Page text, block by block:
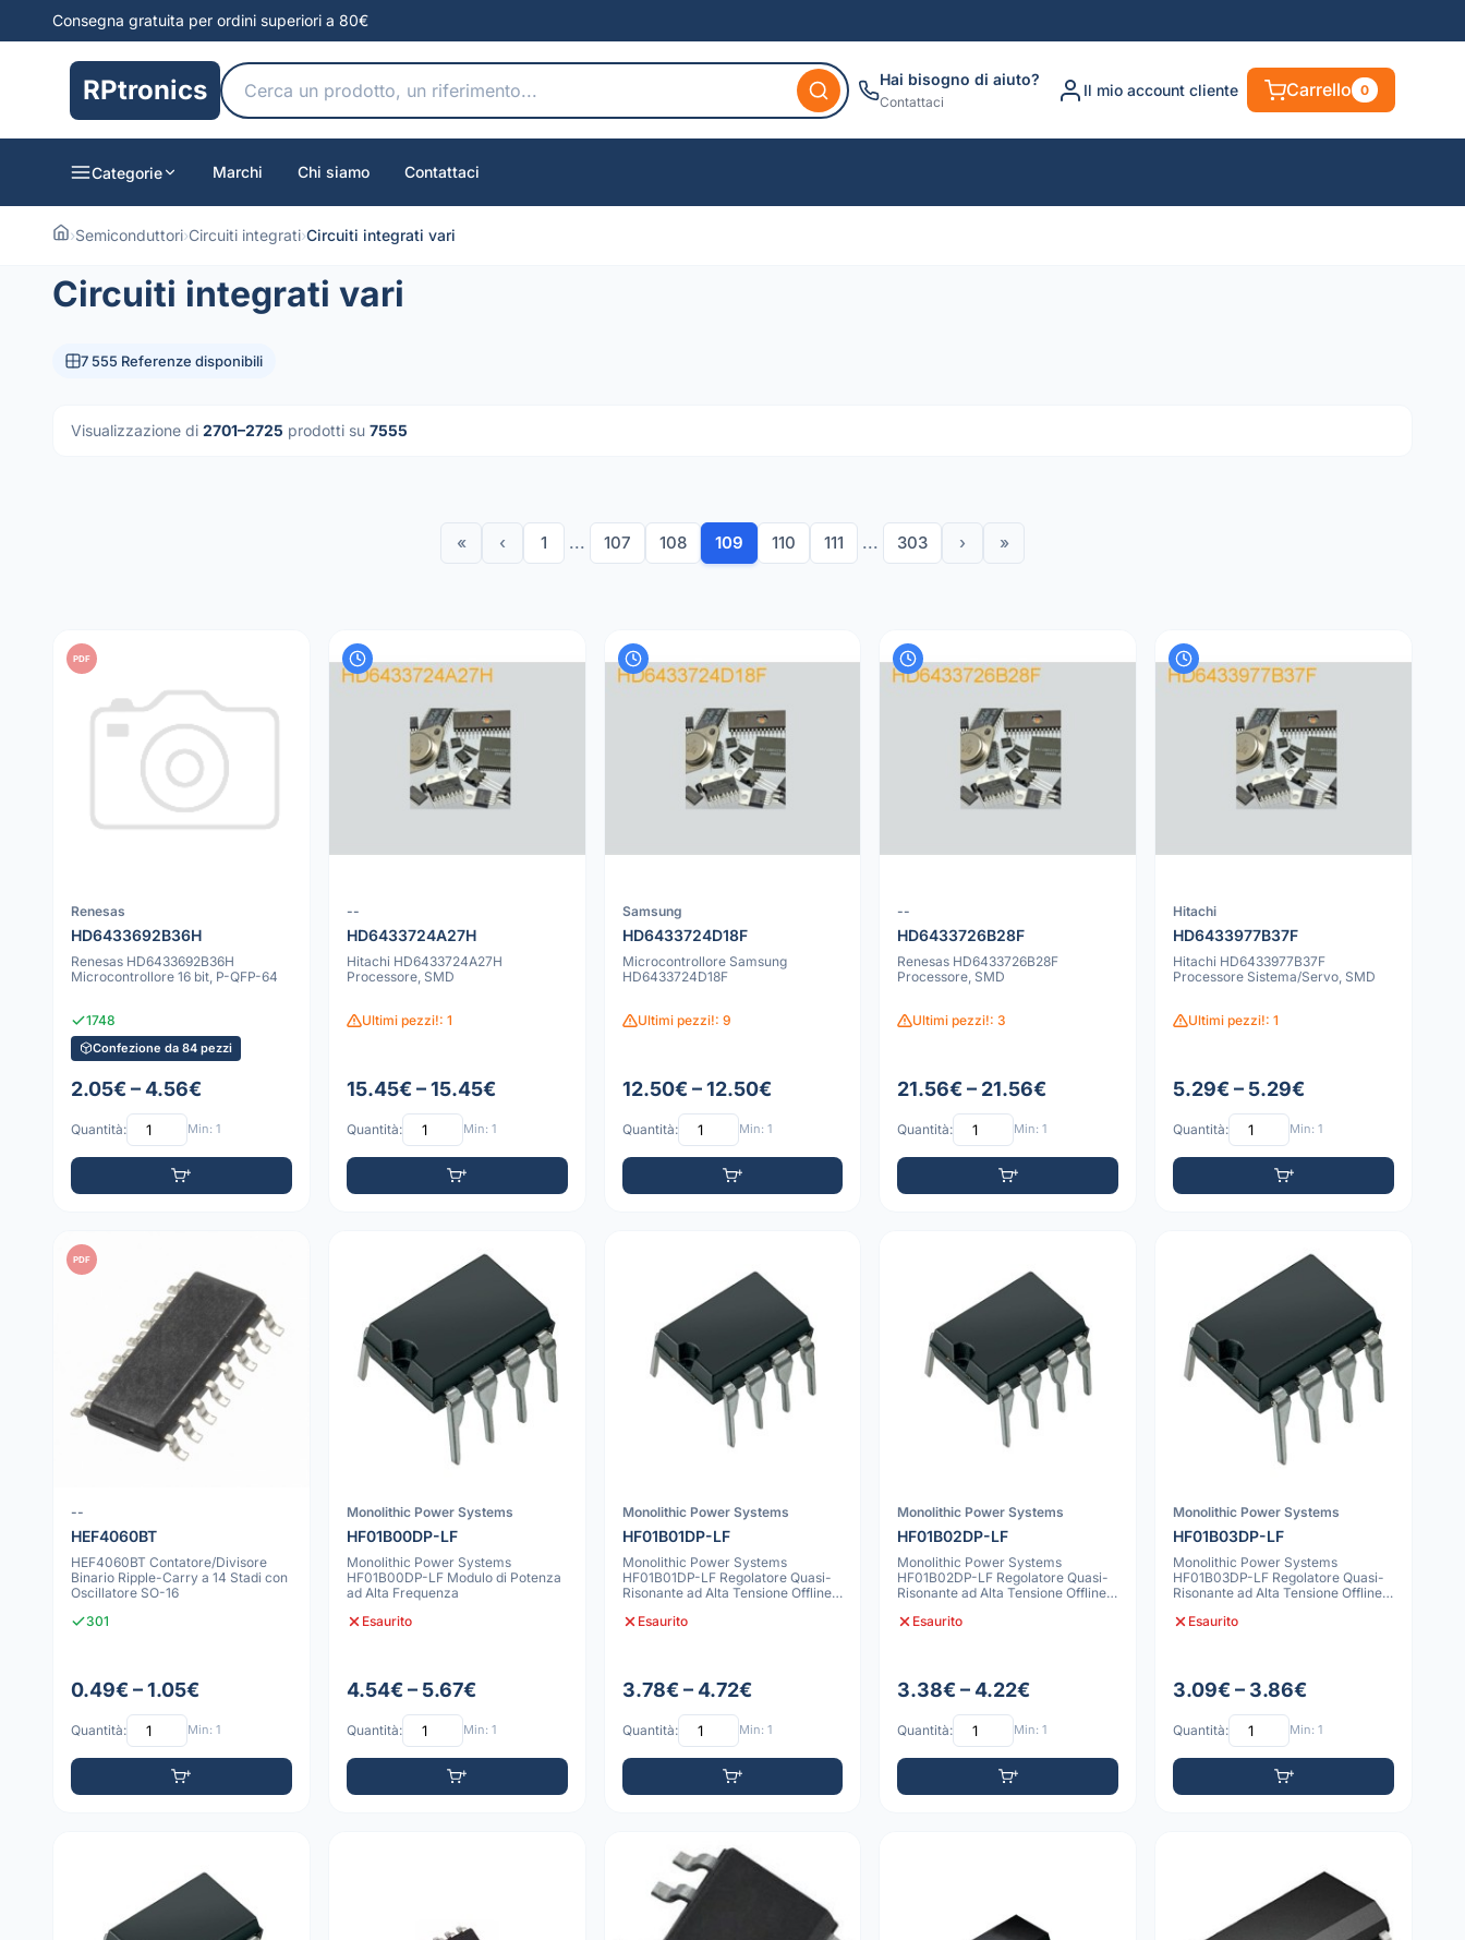
Consegna gratuita per ordini superiori a 80€
RPtronics Hai bisogno di aiuto?
Contattaci
Il mio account cliente Carrello 0
Categorie Marchi Chi siamo Contattaci
›Semiconduttori›Circuiti integrati›Circuiti integrati vari
Circuiti integrati vari
7 555 Referenze disponibili
Visualizzazione di 2701–2725 prodotti su 7555
« ‹ 1 ... 107 108 109 110 111 ... 303 › »
PDF
Renesas
HD6433692B36H
Renesas HD6433692B36H
Microcontrollore 16 bit, P-QFP-64
1748
Confezione da 84 pezzi
2.05€ – 4.56€
Quantità: Min: 1
--
HD6433724A27H
Hitachi HD6433724A27H
Processore, SMD
Ultimi pezzi!: 1
15.45€ – 15.45€
Quantità: Min: 1
Samsung
HD6433724D18F
Microcontrollore Samsung
HD6433724D18F
Ultimi pezzi!: 9
12.50€ – 12.50€
Quantità: Min: 1
--
HD6433726B28F
Renesas HD6433726B28F
Processore, SMD
Ultimi pezzi!: 3
21.56€ – 21.56€
Quantità: Min: 1
Hitachi
HD6433977B37F
Hitachi HD6433977B37F
Processore Sistema/Servo, SMD
Ultimi pezzi!: 1
5.29€ – 5.29€
Quantità: Min: 1
PDF
--
HEF4060BT
HEF4060BT Contatore/Divisore
Binario Ripple-Carry a 14 Stadi con
Oscillatore SO-16
301
0.49€ – 1.05€
Quantità: Min: 1
Monolithic Power Systems
HF01B00DP-LF
Monolithic Power Systems
HF01B00DP-LF Modulo di Potenza
ad Alta Frequenza
Esaurito
4.54€ – 5.67€
Quantità: Min: 1
Monolithic Power Systems
HF01B01DP-LF
Monolithic Power Systems
HF01B01DP-LF Regolatore Quasi-
Risonante ad Alta Tensione Offline,
Esaurito
3.78€ – 4.72€
Quantità: Min: 1
Monolithic Power Systems
HF01B02DP-LF
Monolithic Power Systems
HF01B02DP-LF Regolatore Quasi-
Risonante ad Alta Tensione Offline,
Esaurito
3.38€ – 4.22€
Quantità: Min: 1
Monolithic Power Systems
HF01B03DP-LF
Monolithic Power Systems
HF01B03DP-LF Regolatore Quasi-
Risonante ad Alta Tensione Offline,
Esaurito
3.09€ – 3.86€
Quantità: Min: 1